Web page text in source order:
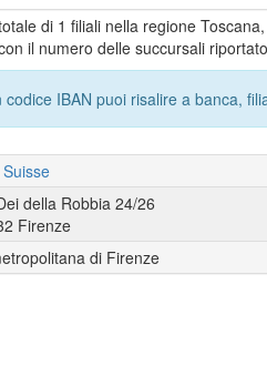
di 1 filiali nella regione
il numero delle succursali
codice IBAN puoi risalire a banca,
della Robbia 24/26
Firenze
di Firenze